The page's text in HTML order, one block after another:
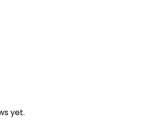
yet.